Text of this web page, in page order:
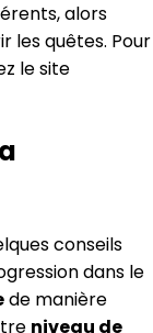
alors
les quêtes. Pour
le site
conseils
dans le
de manière
niveau de